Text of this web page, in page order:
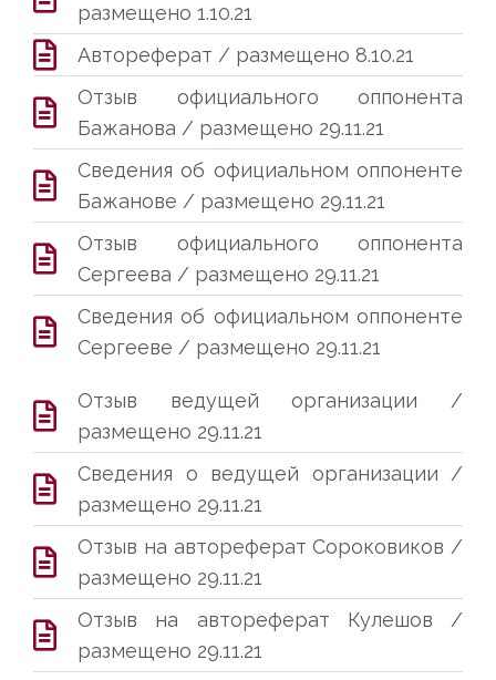
размещено 1.10.21
Автореферат / размещено 8.10.21
Отзыв официального оппонента
Бажанова / размещено 29.11.21
Сведения об официальном оппоненте
Бажанове / размещено 29.11.21
Отзыв официального оппонента
Сергеева / размещено 29.11.21
Сведения об официальном оппоненте
Сергееве / размещено 29.11.21
Отзыв ведущей организации /
размещено 29.11.21
Сведения о ведущей организации /
размещено 29.11.21
Отзыв на автореферат Сороковиков /
размещено 29.11.21
Отзыв на автореферат Кулешов /
размещено 29.11.21